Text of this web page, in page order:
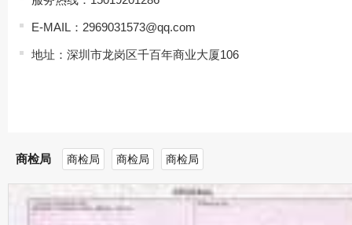
E-MAIL：2969031573@qq.com
地址：深圳市龙岗区千百年商业大厦106
商检局 商检局 商检局 商检局